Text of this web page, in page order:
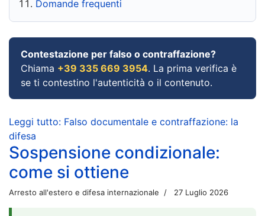
Domande frequenti
Contestazione per falso o contraffazione?
Chiama +39 335 669 3954. La prima verifica è
se ti contestino l'autenticità o il contenuto.
Leggi tutto: Falso documentale e contraffazione: la
difesa
Sospensione condizionale:
come si ottiene
Arresto all'estero e difesa internazionale 27 Luglio 2026